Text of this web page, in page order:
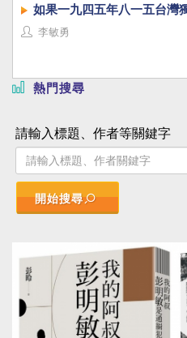
如果一九四五年八一五台灣
李敏勇
熱門搜尋
請輸入標題、作者等關鍵字
開始搜尋